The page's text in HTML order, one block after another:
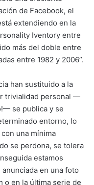
de Facebook, el
extendiendo en la
Iventory entre
más del doble entre
entre 1982 y 2006”.
han sustituido a la
trivialidad personal —
se publica y se
entorno, lo
una mínima
se perdona, se tolera
estamos
en una foto
o en la última serie de